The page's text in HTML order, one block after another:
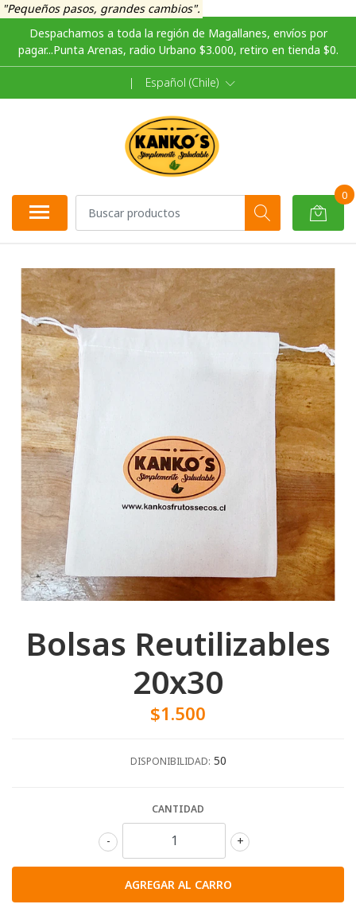
"Pequeños pasos, grandes cambios".
Despachamos a toda la región de Magallanes, envíos por
pagar...Punta Arenas, radio Urbano $3.000, retiro en tienda $0.
| Español (Chile)
0
Bolsas Reutilizables
20x30
$1.500
DISPONIBILIDAD: 50
CANTIDAD
+
-